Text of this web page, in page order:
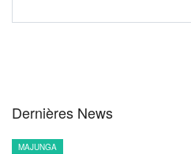
Dernières News
MAJUNGA